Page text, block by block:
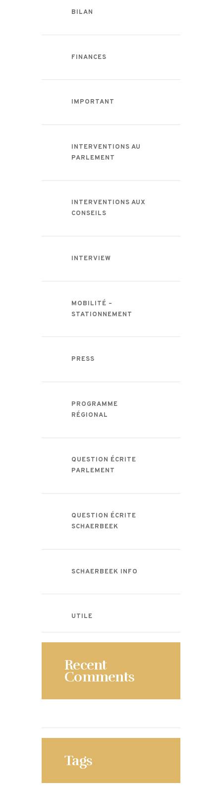
BILAN
FINANCES
IMPORTANT
INTERVENTIONS AU
PARLEMENT
INTERVENTIONS AUX
CONSEILS
INTERVIEW
MOBILITÉ –
STATIONNEMENT
PRESS
PROGRAMME
RÉGIONAL
QUESTION ÉCRITE
PARLEMENT
QUESTION ÉCRITE
SCHAERBEEK
SCHAERBEEK INFO
UTILE
Recent
Comments
Tags